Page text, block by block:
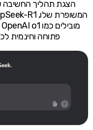
הצגת תהליך החשיבה
פתוחה וחינמית